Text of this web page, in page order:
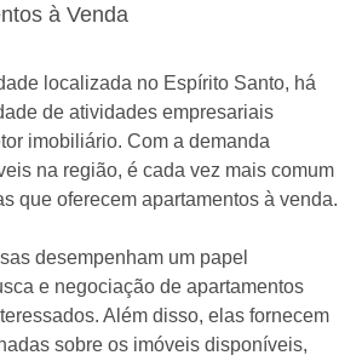
à Venda
localizada no Espírito Santo, há
de atividades empresariais
imobiliário. Com a demanda
na região, é cada vez mais comum
que oferecem apartamentos à venda.
desempenham um papel
e negociação de apartamentos
Além disso, elas fornecem
sobre os imóveis disponíveis,